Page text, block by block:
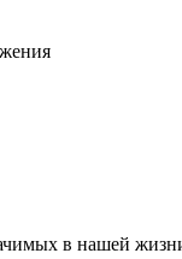
в нашей